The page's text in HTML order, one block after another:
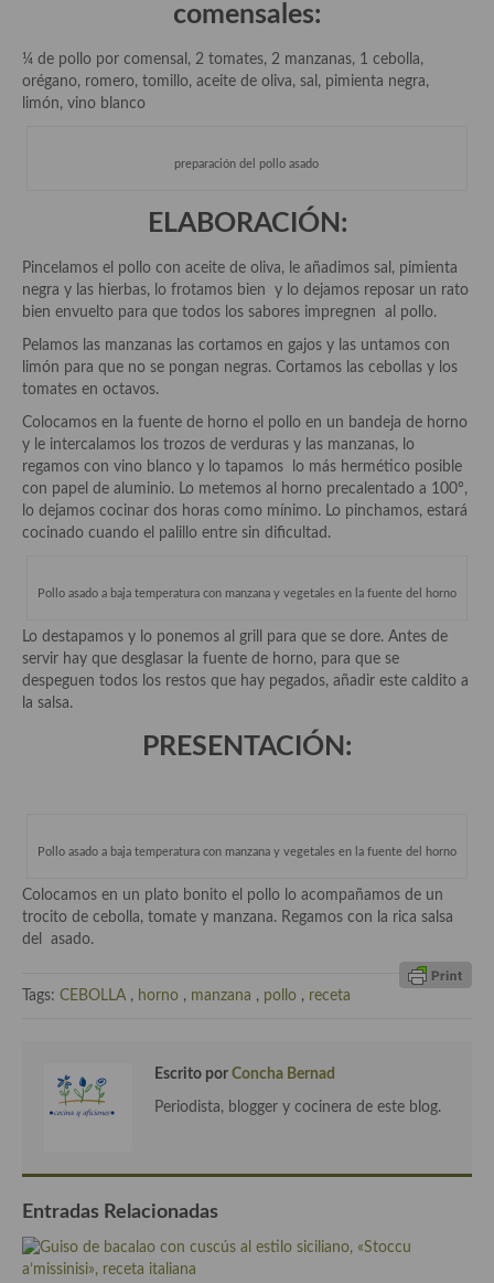
Sales y polvos
Salsas y mojos
Bocadillos, hamburguesas, sándwich, emparedados, tostas y
demás
Entrantes y primeros platos
Ensaladas
Entrantes
Gazpachos, salmorejos, sopas y cremas frías
Quínoa
Legumbres y cereales
Cuscús
Carne
Postres y dulces
Quesos, recetas
Recetas maridadas con los mejores AOVES
comensales:
¼ de pollo por comensal, 2 tomates, 2 manzanas, 1 cebolla,
orégano, romero, tomillo, aceite de oliva, sal, pimienta negra,
limón, vino blanco
preparación del pollo asado
ELABORACIÓN:
Pincelamos el pollo con aceite de oliva, le añadimos sal, pimienta
negra y las hierbas, lo frotamos bien y lo dejamos reposar un rato
bien envuelto para que todos los sabores impregnen al pollo.
Pelamos las manzanas las cortamos en gajos y las untamos con
limón para que no se pongan negras. Cortamos las cebollas y los
tomates en octavos.
Colocamos en la fuente de horno el pollo en un bandeja de horno
y le intercalamos los trozos de verduras y las manzanas, lo
regamos con vino blanco y lo tapamos lo más hermético posible
con papel de aluminio. Lo metemos al horno precalentado a 100º,
lo dejamos cocinar dos horas como mínimo. Lo pinchamos, estará
cocinado cuando el palillo entre sin dificultad.
Pollo asado a baja temperatura con manzana y vegetales en la fuente del horno
Lo destapamos y lo ponemos al grill para que se dore. Antes de
servir hay que desglasar la fuente de horno, para que se
despeguen todos los restos que hay pegados, añadir este caldito a
la salsa.
PRESENTACIÓN:
Pollo asado a baja temperatura con manzana y vegetales en la fuente del horno
Colocamos en un plato bonito el pollo lo acompañamos de un
trocito de cebolla, tomate y manzana. Regamos con la rica salsa
del asado.
Tags: CEBOLLA, horno , manzana , pollo , receta
Escrito por Concha Bernad
Periodista, blogger y cocinera de este blog.
Entradas Relacionadas